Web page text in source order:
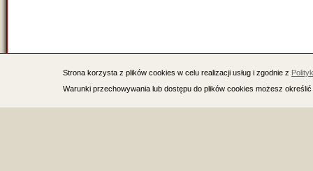
Strona korzysta z plików cookies w celu realizacji usług i zgodnie z
Warunki przechowywania lub dostępu do plików cookies możesz